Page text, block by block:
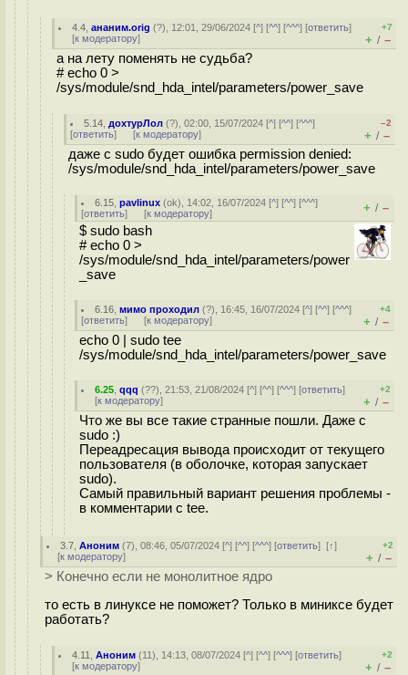
4.4 ,ананим.orig (?), 12:01, 29/06/2024 [^] [^^] [^^^] [ответить]
[к модератору]
+7
+ / –
а на лету поменять не судьба?
# echo 0 >
/sys/module/snd_hda_intel/parameters/power_save
5.14 дохтурЛол (?), 02:00, 15/07/2024 [^] [^^] [^^^]
[ответить] [к модератору]
–2
+ / –
даже с sudo будет ошибка permission denied:
/sys/module/snd_hda_intel/parameters/power_save
6.15 ,pavlinux (ok), 14:02, 16/07/2024 [^] [^^] [^^^]
[ответить] [к модератору] + / –
$ sudo bash
# echo 0 >
/sys/module/snd_hda_intel/parameters/power
_save
6.16 ,мимо проходил (?), 16:45, 16/07/2024 [^] [^^] [^^^]
[ответить] [к модератору]
+4
+ / –
echo 0 | sudo tee
/sys/module/snd_hda_intel/parameters/power_save
6.25 ,qqq (??), 21:53, 21/08/2024 [^] [^^] [^^^] [ответить]
[к модератору]
+2
+ / –
Что же вы все такие странные пошли. Даже с
sudo :)
Переадресация вывода происходит от текущего
пользователя (в оболочке, которая запускает
sudo).
Самый правильный вариант решения проблемы -
в комментарии с tee.
3.7 ,Аноним (7), 08:46, 05/07/2024 [^] [^^] [^^^] [ответить][↑]
[к модератору]
+2
+ / –
> Конечно если не монолитное ядро
то есть в линуксе не поможет? Только в миниксе будет
работать?
4.11 ,Аноним (11), 14:13, 08/07/2024 [^] [^^] [^^^] [ответить]
[к модератору]
+2
+ / –